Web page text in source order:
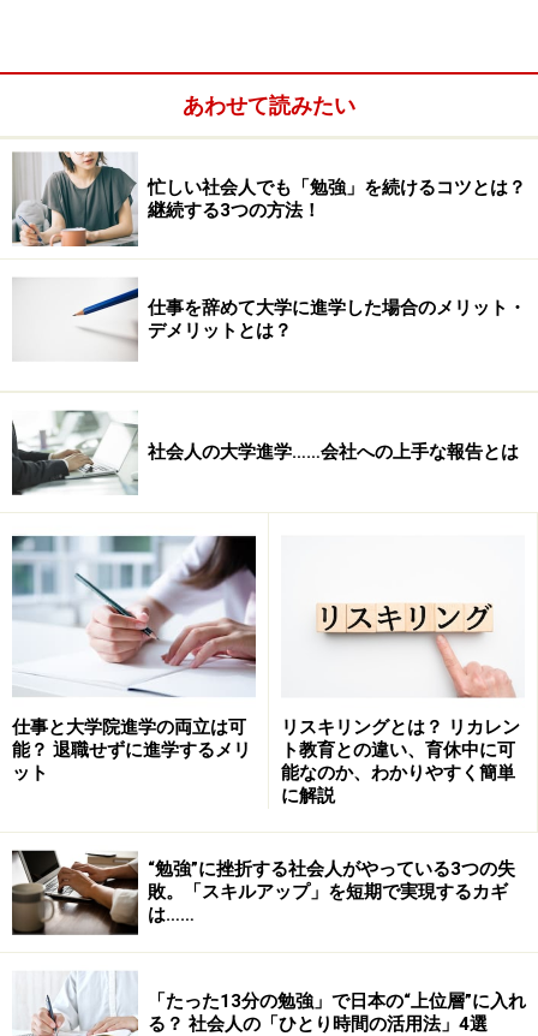
「高卒」からの大学院進学は不可能ではな
い
彼の学歴は、山梨県立韮崎高等学校卒業。卒業後はベル
マーレ平塚に入団し、プロサッカー選手となったのは周
知の通り。
高卒で職歴がある場合、大学を経て大学院進学するのが
一般的な考え方だが、彼のように職歴や知名度が突出し
ている場合、日本の大学院だったら、学士（4年制大学
卒業で得られる学位。
大学を卒業せずに学位を取る方法
もある。）なしで直接受け入れられる可能性が高い。
例えば日本の大学院では学士がなくてもそれと同等とみ
なされれば、大学院受験資格が与えられる
アメリカでも例えばユニバーシティ・オブ・ジョージア
のMBAプログラムでは、「その受験生が特に優れている
あわせて読みたい
忙しい社会人でも「勉強」を続けるコツとは？
継続する3つの方法！
仕事を辞めて大学に進学した場合のメリット・
デメリットとは？
社会人の大学進学……会社への上手な報告とは
仕事と大学院進学の両立は可
能？ 退職せずに進学するメリ
ット
リスキリングとは？ リカレン
ト教育との違い、育休中に可
能なのか、わかりやすく簡単
に解説
“勉強”に挫折する社会人がやっている3つの失
敗。「スキルアップ」を短期で実現するカギ
は……
「たった13分の勉強」で日本の“上位層”に入れ
る？ 社会人の「ひとり時間の活用法」4選